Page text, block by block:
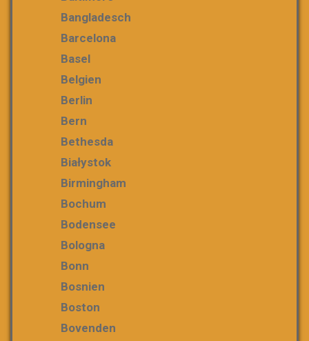
Bangladesch
Barcelona
Basel
Belgien
Berlin
Bern
Bethesda
Białystok
Birmingham
Bochum
Bodensee
Bologna
Bonn
Bosnien
Boston
Bovenden